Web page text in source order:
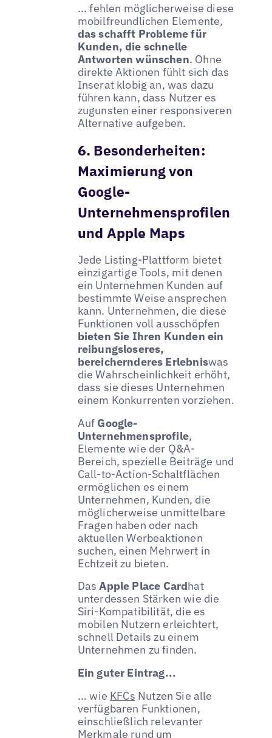
... fehlen möglicherweise diese
mobilfreundlichen Elemente,
das schafft Probleme für
Kunden, die schnelle
Antworten wünschen. Ohne
direkte Aktionen fühlt sich das
Inserat klobig an, was dazu
führen kann, dass Nutzer es
zugunsten einer responsiveren
Alternative aufgeben.
6. Besonderheiten:
Maximierung von
Google-
Unternehmensprofilen
und Apple Maps
Jede Listing-Plattform bietet
einzigartige Tools, mit denen
ein Unternehmen Kunden auf
bestimmte Weise ansprechen
kann. Unternehmen, die diese
Funktionen voll ausschöpfen
bieten Sie Ihren Kunden ein
reibungsloseres,
bereichernderes Erlebniswas
die Wahrscheinlichkeit erhöht,
dass sie dieses Unternehmen
einem Konkurrenten vorziehen.
Auf Google-
Unternehmensprofile,
Elemente wie der Q&A-
Bereich, spezielle Beiträge und
Call-to-Action-Schaltflächen
ermöglichen es einem
Unternehmen, Kunden, die
möglicherweise unmittelbare
Fragen haben oder nach
aktuellen Werbeaktionen
suchen, einen Mehrwert in
Echtzeit zu bieten.
DasApple Place Cardhat
unterdessen Stärken wie die
Siri-Kompatibilität, die es
mobilen Nutzern erleichtert,
schnell Details zu einem
Unternehmen zu finden.
Ein guter Eintrag...
... wie KFCs Nutzen Sie alle
verfügbaren Funktionen,
einschließlich relevanter
Merkmale rund um